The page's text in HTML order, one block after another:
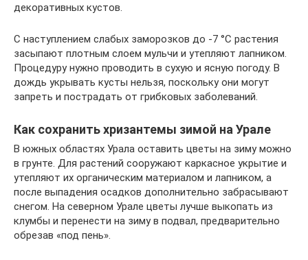
декоративных кустов.
С наступлением слабых заморозков до -7 °С растения
засыпают плотным слоем мульчи и утепляют лапником.
Процедуру нужно проводить в сухую и ясную погоду. В
дождь укрывать кусты нельзя, поскольку они могут
запреть и пострадать от грибковых заболеваний.
Как сохранить хризантемы зимой на Урале
В южных областях Урала оставить цветы на зиму можно
в грунте. Для растений сооружают каркасное укрытие и
утепляют их органическим материалом и лапником, а
после выпадения осадков дополнительно забрасывают
снегом. На северном Урале цветы лучше выкопать из
клумбы и перенести на зиму в подвал, предварительно
обрезав «под пень».